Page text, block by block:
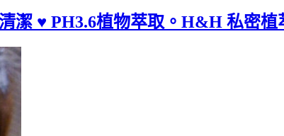
潔 ♥ PH3.6植物萃取。H&H 私密